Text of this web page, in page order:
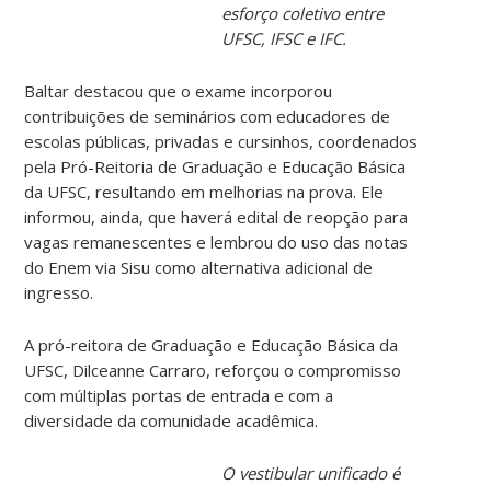
esforço coletivo entre
UFSC, IFSC e IFC.
Baltar destacou que o exame incorporou
contribuições de seminários com educadores de
escolas públicas, privadas e cursinhos, coordenados
pela Pró-Reitoria de Graduação e Educação Básica
da UFSC, resultando em melhorias na prova. Ele
informou, ainda, que haverá edital de reopção para
vagas remanescentes e lembrou do uso das notas
do Enem via Sisu como alternativa adicional de
ingresso.
A pró-reitora de Graduação e Educação Básica da
UFSC, Dilceanne Carraro, reforçou o compromisso
com múltiplas portas de entrada e com a
diversidade da comunidade acadêmica.
O vestibular unificado é